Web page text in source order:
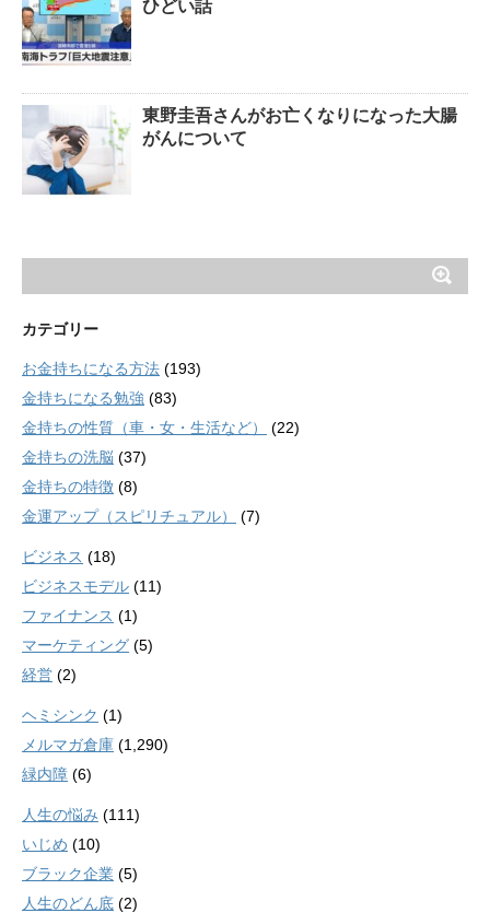
ひどい話
東野圭吾さんがお亡くなりになった大腸
がんについて
カテゴリー
お金持ちになる方法 (193)
金持ちになる勉強 (83)
金持ちの性質（車・女・生活など）
(22)
金持ちの洗脳 (37)
金持ちの特徴 (8)
金運アップ（スピリチュアル）
(7)
ビジネス (18)
ビジネスモデル (11)
ファイナンス (1)
マーケティング (5)
経営 (2)
ヘミシンク (1)
メルマガ倉庫 (1,290)
緑内障 (6)
人生の悩み (111)
いじめ (10)
ブラック企業 (5)
人生のどん底 (2)